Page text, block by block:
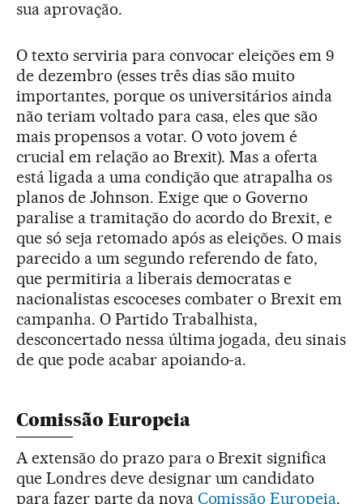
sua aprovação.
O texto serviria para convocar eleições em 9
de dezembro (esses três dias são muito
importantes, porque os universitários ainda
não teriam voltado para casa, eles que são
mais propensos a votar. O voto jovem é
crucial em relação ao Brexit). Mas a oferta
está ligada a uma condição que atrapalha os
planos de Johnson. Exige que o Governo
paralise a tramitação do acordo do Brexit, e
que só seja retomado após as eleições. O mais
parecido a um segundo referendo de fato,
que permitiria a liberais democratas e
nacionalistas escoceses combater o Brexit em
campanha. O Partido Trabalhista,
desconcertado nessa última jogada, deu sinais
de que pode acabar apoiando-a.
Comissão Europeia
A extensão do prazo para o Brexit significa
que Londres deve designar um candidato
para fazer parte da nova Comissão Europeia.